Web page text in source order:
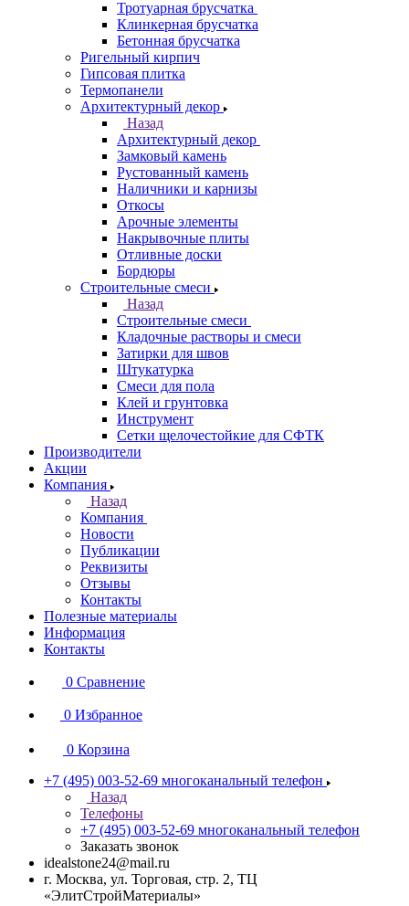
Тротуарная брусчатка
Клинкерная брусчатка
Бетонная брусчатка
Ригельный кирпич
Гипсовая плитка
Термопанели
Архитектурный декор
Назад
Архитектурный декор
Замковый камень
Рустованный камень
Наличники и карнизы
Откосы
Арочные элементы
Накрывочные плиты
Отливные доски
Бордюры
Строительные смеси
Назад
Строительные смеси
Кладочные растворы и смеси
Затирки для швов
Штукатурка
Смеси для пола
Клей и грунтовка
Инструмент
Сетки щелочестойкие для СФТК
Производители
Акции
Компания
Назад
Компания
Новости
Публикации
Реквизиты
Отзывы
Контакты
Полезные материалы
Информация
Контакты
0 Сравнение
0 Избранное
0 Корзина
+7 (495) 003-52-69 многоканальный телефон
Назад
Телефоны
+7 (495) 003-52-69 многоканальный телефон
Заказать звонок
idealstone24@mail.ru
г. Москва, ул. Торговая, стр. 2, ТЦ
«ЭлитСтройМатериалы»